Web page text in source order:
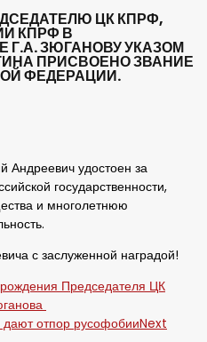
ЦК КПРФ,
КПРФ В
Г.А. ЗЮГАНОВУ УКАЗОМ
ПРИСВОЕНО ЗВАНИЕ
ФЕДЕРАЦИИ.
Андреевич удостоен за
государственности,
и многолетнюю
с заслуженной наградой!
Председателя ЦК
отпор русофобииNext